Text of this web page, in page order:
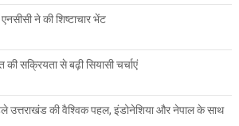
ने की शिष्टाचार भेंट
सक्रियता से बढ़ी सियासी चर्चाएं
उत्तराखंड की वैश्विक पहल, इंडोनेशिया और नेपाल के साथ